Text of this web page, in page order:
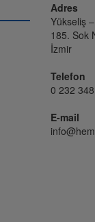
Adres
Yükseliş
185. Sok
İzmir
Telefon
0 232
E-mail